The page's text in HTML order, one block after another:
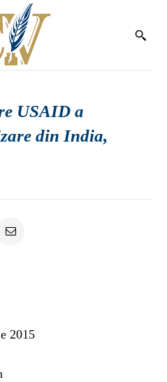
USAID a
din India,
2015